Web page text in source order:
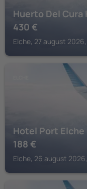
Huerto Del Cura
430 €
Elche, 27 august
Hotel Port Elche
188 €
Elche, 26 august